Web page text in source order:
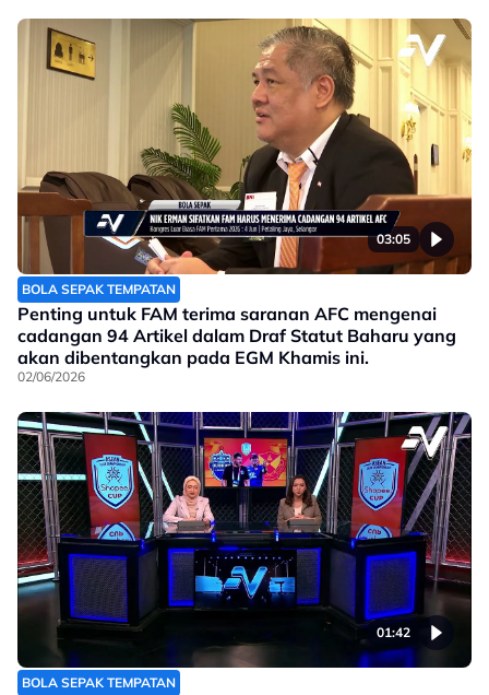
03:05
BOLA SEPAK TEMPATAN
Penting untuk FAM terima saranan AFC mengenai
cadangan 94 Artikel dalam Draf Statut Baharu yang
akan dibentangkan pada EGM Khamis ini.
02/06/2026
01:42
BOLA SEPAK TEMPATAN